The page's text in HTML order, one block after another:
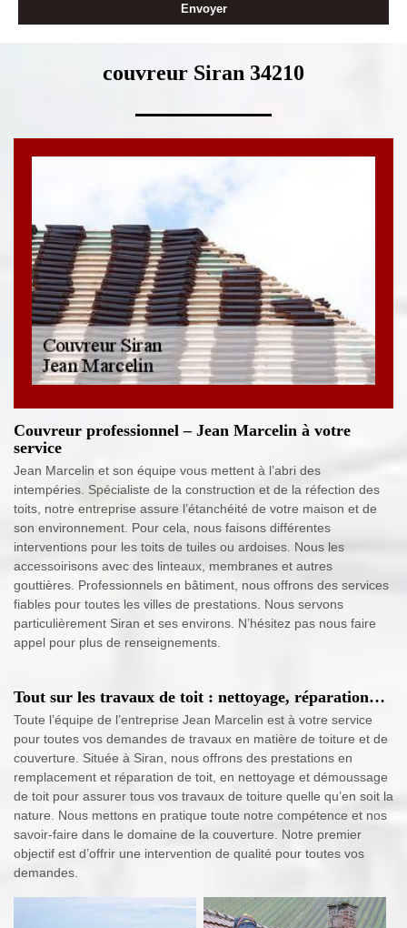
couvreur Siran 34210
Couvreur professionnel – Jean Marcelin à votre
service
Jean Marcelin et son équipe vous mettent à l’abri des
intempéries. Spécialiste de la construction et de la réfection des
toits, notre entreprise assure l’étanchéité de votre maison et de
son environnement. Pour cela, nous faisons différentes
interventions pour les toits de tuiles ou ardoises. Nous les
accessoirisons avec des linteaux, membranes et autres
gouttières. Professionnels en bâtiment, nous offrons des services
fiables pour toutes les villes de prestations. Nous servons
particulièrement Siran et ses environs. N’hésitez pas nous faire
appel pour plus de renseignements.
Tout sur les travaux de toit : nettoyage, réparation…
Toute l’équipe de l’entreprise Jean Marcelin est à votre service
pour toutes vos demandes de travaux en matière de toiture et de
couverture. Située à Siran, nous offrons des prestations en
remplacement et réparation de toit, en nettoyage et démoussage
de toit pour assurer tous vos travaux de toiture quelle qu’en soit la
nature. Nous mettons en pratique toute notre compétence et nos
savoir-faire dans le domaine de la couverture. Notre premier
objectif est d’offrir une intervention de qualité pour toutes vos
demandes.